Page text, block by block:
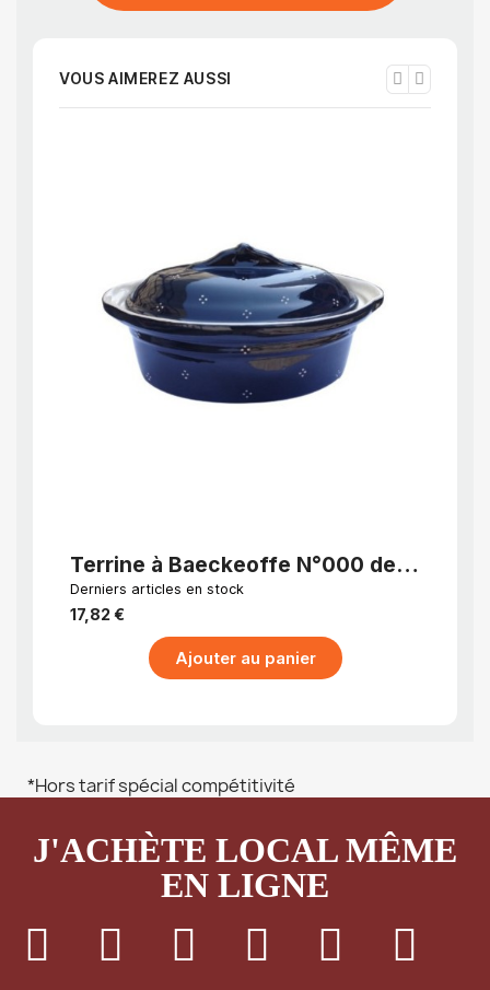
VOUS AIMEREZ AUSSI
Terrine à Baeckeoffe N°000 de
14.5 cm Bleu 4 Points
Derniers articles en stock
17,82 €
Ajouter au panier
*Hors tarif spécial compétitivité
J'ACHÈTE LOCAL MÊME
EN LIGNE